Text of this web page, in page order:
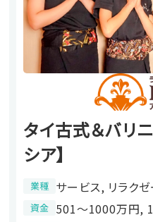
タイ古式＆バリ
シア】
業種 サービス, リラク
資金 501〜1000万円,